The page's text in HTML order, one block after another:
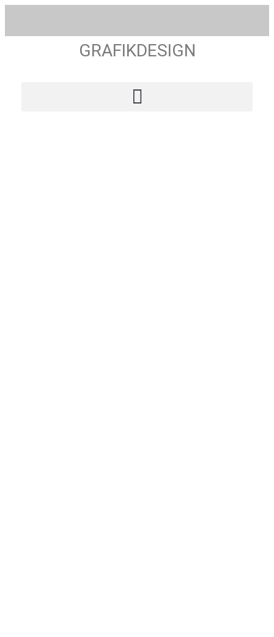
GRAFIKDESIGN